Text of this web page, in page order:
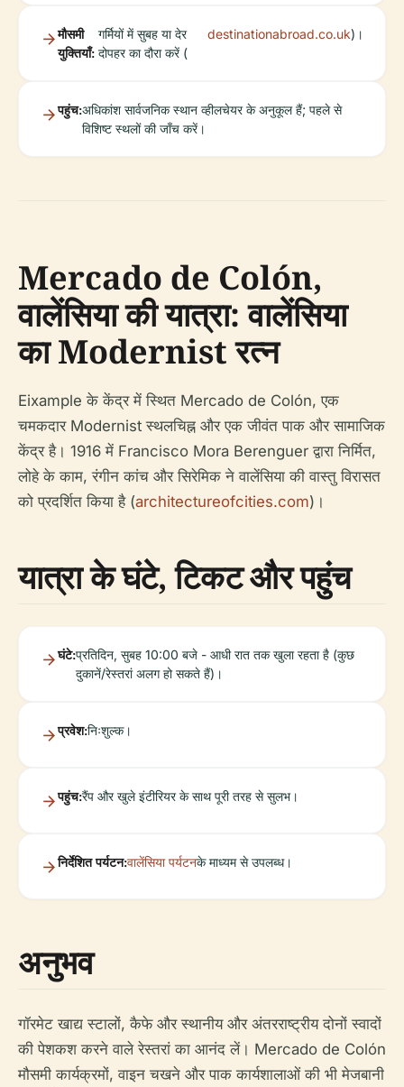
मौसमी
युक्तियाँ:
गर्मियों में सुबह या देर
दोपहर का दौरा करें (
destinationabroad.co.uk)।
पहुंच:अधिकांश सार्वजनिक स्थान व्हीलचेयर के अनुकूल हैं; पहले से
विशिष्ट स्थलों की जाँच करें।
Mercado de Colón,
वालेंसिया की यात्रा: वालेंसिया
का Modernist रत्न
Eixample के केंद्र में स्थित Mercado de Colón, एक
चमकदार Modernist स्थलचिह्न और एक जीवंत पाक और सामाजिक
केंद्र है। 1916 में Francisco Mora Berenguer द्वारा निर्मित,
लोहे के काम, रंगीन कांच और सिरेमिक ने वालेंसिया की वास्तु विरासत
को प्रदर्शित किया है (architectureofcities.com)।
यात्रा के घंटे, टिकट और पहुंच
घंटे:प्रतिदिन, सुबह 10:00 बजे - आधी रात तक खुला रहता है (कुछ
दुकानें/रेस्तरां अलग हो सकते हैं)।
प्रवेश:निःशुल्क।
पहुंच:रैंप और खुले इंटीरियर के साथ पूरी तरह से सुलभ।
निर्देशित पर्यटन:वालेंसिया पर्यटनके माध्यम से उपलब्ध।
अनुभव
गॉरमेट खाद्य स्टालों, कैफे और स्थानीय और अंतरराष्ट्रीय दोनों स्वादों
की पेशकश करने वाले रेस्तरां का आनंद लें। Mercado de Colón
मौसमी कार्यक्रमों, वाइन चखने और पाक कार्यशालाओं की भी मेजबानी